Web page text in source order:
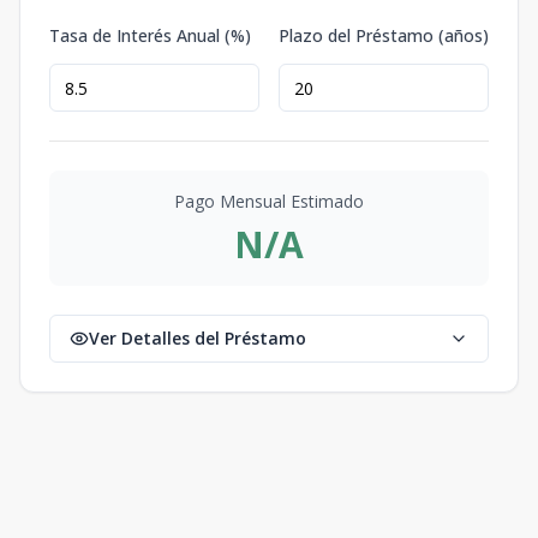
Tasa de Interés Anual (%) Plazo del Préstamo (años)
Pago Mensual Estimado
N/A
Ver Detalles del Préstamo